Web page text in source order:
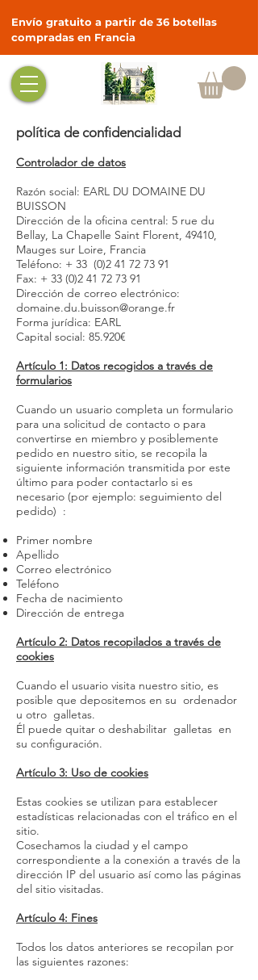
Envío gratuito a partir de 36 botellas
compradas en Francia
política de confidencialidad
Controlador de datos
Razón social: EARL DU DOMAINE DU
BUISSON
Dirección de la oficina central: 5 rue du
Bellay, La Chapelle Saint Florent, 49410,
Mauges sur Loire, Francia
Teléfono: + 33 (0)2 41 72 73 91
Fax: + 33 (0)2 41 72 73 91
Dirección de correo electrónico:
domaine.du.buisson@orange.fr
Forma jurídica: EARL
Capital social: 85.920€
Artículo 1: Datos recogidos a través de
formularios
Cuando un usuario completa un formulario
para una solicitud de contacto o para
convertirse en miembro y posiblemente
pedido en nuestro sitio, se recopila la
siguiente información transmitida por este
último para poder contactarlo si es
necesario (por ejemplo: seguimiento del
pedido) :
Primer nombre
Apellido
Correo electrónico
Teléfono
Fecha de nacimiento
Dirección de entrega
Artículo 2: Datos recopilados a través de
cookies
Cuando el usuario visita nuestro sitio, es
posible que depositemos en su ordenador
u otro galletas.
Él puede quitar o deshabilitar galletas en
su configuración.
Artículo 3: Uso de cookies
Estas cookies se utilizan para establecer
estadísticas relacionadas con el tráfico en el
sitio.
Cosechamos la ciudad y el campo
correspondiente a la conexión a través de la
dirección IP del usuario así como las páginas
del sitio visitadas.
Artículo 4: Fines
Todos los datos anteriores se recopilan por
las siguientes razones: